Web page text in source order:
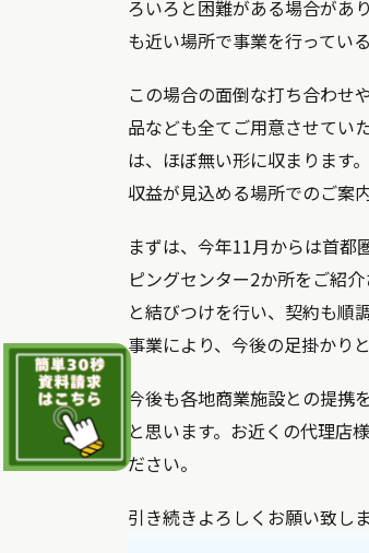
ろいろと困難がある場合があ
も近い場所で事業を行ってい
この場合の面倒な打ち合わせ
品なども全てご用意させてい
は、ほぼ無い形に収まります
収益が見込める場所でのご案
まずは、今年11月からは首都
ピングセンター2か所をご紹
と結びつけを行い、契約も順
事業により、今後の足掛かり
今後も各地商業施設との提携
と思います。お近くの代理店
ださい。
引き続きよろしくお願い致しま